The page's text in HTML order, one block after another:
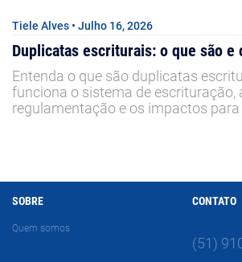
Tiele Alves • Julho 16, 2026
Duplicatas escriturais: o que são e
Entenda o que são duplicatas
funciona o sistema de escrituração,
regulamentação e os impactos para
SOBRE
Quem somos
CONTATO
(51)